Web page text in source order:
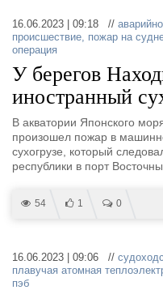
16.06.2023 | 09:18 //
происшествие, пожар на
операция
У берегов
иностранный
В акватории Японского
произошел пожар в
сухогрузе, который
республики в порт
54 1 0
16.06.2023 | 09:06 //
плавучая атомная
пэб